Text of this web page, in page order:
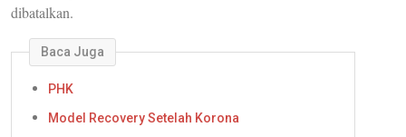
dibatalkan.
Baca Juga
PHK
Model Recovery Setelah Korona